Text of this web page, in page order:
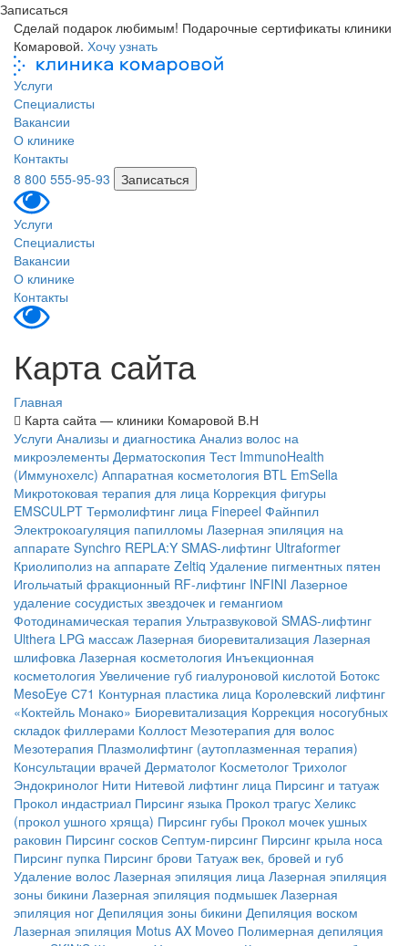
Записаться
Сделай подарок любимым! Подарочные сертификаты клиники
Комаровой. Хочу узнать
Услуги
Специалисты
Вакансии
О клинике
Контакты
8 800 555-95-93
Записаться
Услуги
Специалисты
Вакансии
О клинике
Контакты
Карта сайта
Главная
Карта сайта — клиники Комаровой В.Н
Услуги Анализы и диагностика Анализ волос на
микроэлементы Дерматоскопия Тест ImmunoHealth
(Иммунохелс) Аппаратная косметология BTL EmSella
Микротоковая терапия для лица Коррекция фигуры
EMSCULPT Термолифтинг лица Finepeel Файнпил
Электрокоагуляция папилломы Лазерная эпиляция на
аппарате Synchro REPLA:Y SMAS-лифтинг Ultraformer
Криолиполиз на аппарате Zeltiq Удаление пигментных пятен
Игольчатый фракционный RF-лифтинг INFINI Лазерное
удаление сосудистых звездочек и гемангиом
Фотодинамическая терапия Ультразвуковой SMAS-лифтинг
Ulthera LPG массаж Лазерная биоревитализация Лазерная
шлифовка Лазерная косметология Инъекционная
косметология Увеличение губ гиалуроновой кислотой Ботокс
MesoEye С71 Контурная пластика лица Королевский лифтинг
«Коктейль Монако» Биоревитализация Коррекция носогубных
складок филлерами Коллост Мезотерапия для волос
Мезотерапия Плазмолифтинг (аутоплазменная терапия)
Консультации врачей Дерматолог Косметолог Трихолог
Эндокринолог Нити Нитевой лифтинг лица Пирсинг и татуаж
Прокол индастриал Пирсинг языка Прокол трагус Хеликс
(прокол ушного хряща) Пирсинг губы Прокол мочек ушных
раковин Пирсинг сосков Септум-пирсинг Пирсинг крыла носа
Пирсинг пупка Пирсинг брови Татуаж век, бровей и губ
Удаление волос Лазерная эпиляция лица Лазерная эпиляция
зоны бикини Лазерная эпиляция подмышек Лазерная
эпиляция ног Депиляция зоны бикини Депиляция воском
Лазерная эпиляция Motus AX Moveo Полимерная депиляция